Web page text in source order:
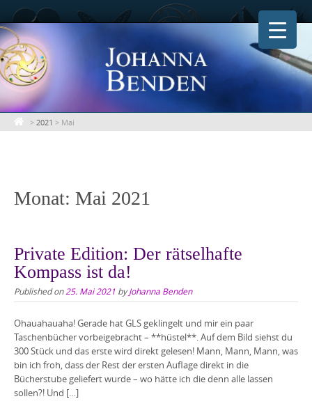
Skip
to
content
> 2021 > Mai
Monat: Mai 2021
Private Edition: Der rätselhafte
Kompass ist da!
Published on25. Mai 2021 byJohanna Benden
Ohauahauaha! Gerade hat GLS geklingelt und mir ein paar
Taschenbücher vorbeigebracht – **hüstel**. Auf dem Bild siehst du
300 Stück und das erste wird direkt gelesen! Mann, Mann, Mann, was
bin ich froh, dass der Rest der ersten Auflage direkt in die
Bücherstube geliefert wurde – wo hätte ich die denn alle lassen
sollen?! Und […]